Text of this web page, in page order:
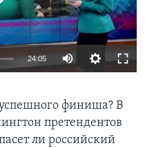
24:05
финиша? В
претендентов
ли российский